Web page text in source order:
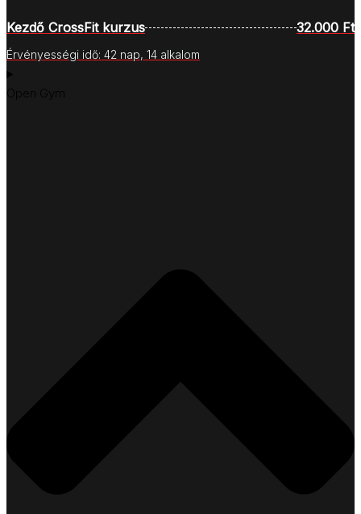
Kezdő CrossFit kurzus 32.000 Ft
Érvényességi idő: 42 nap, 14 alkalom
Open Gym